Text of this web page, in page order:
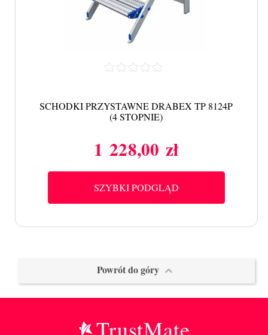
SCHODKI PRZYSTAWNE DRABEX TP 8124P
(4 STOPNIE)
Cena
1 228,00 zł
SZYBKI PODGLĄD
Powrót do góry 
TrustMate